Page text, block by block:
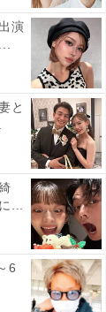
演
と
...
6